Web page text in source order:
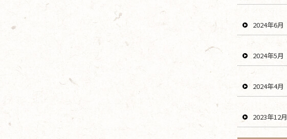
2024年6月
2024年5月
2024年4月
2023年12月